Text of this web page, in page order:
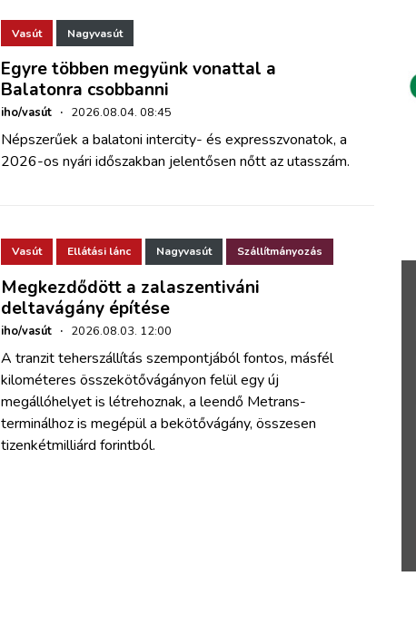
Vasút Nagyvasút
Egyre többen megyünk vonattal a
Balatonra csobbanni
iho/vasút · 2026.08.04. 08:45
Népszerűek a balatoni intercity- és expresszvonatok, a
2026-os nyári időszakban jelentősen nőtt az utasszám.
Vasút Ellátási lánc Nagyvasút Szállítmányozás
Megkezdődött a zalaszentiváni
deltavágány építése
iho/vasút · 2026.08.03. 12:00
A tranzit teherszállítás szempontjából fontos, másfél
kilométeres összekötővágányon felül egy új
megállóhelyet is létrehoznak, a leendő Metrans-
terminálhoz is megépül a bekötővágány, összesen
tizenkétmilliárd forintból.